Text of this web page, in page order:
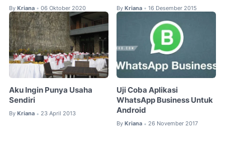
By Kriana • 06 Oktober 2020 By Kriana • 16 Desember 2015
Aku Ingin Punya Usaha
Sendiri
By Kriana • 23 April 2013
Uji Coba Aplikasi
WhatsApp Business Untuk
Android
By Kriana • 26 November 2017